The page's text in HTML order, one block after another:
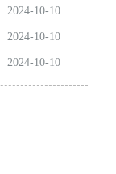
2024-10-10
2024-10-10
2024-10-10